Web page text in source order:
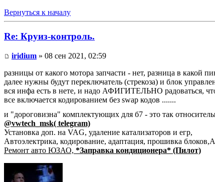
Вернуться к началу
Re: Круиз-контроль.
iridium » 08 сен 2021, 02:59
разницы от какого мотора запчасти - нет, разница в какой
далее нужны будут переключатель (стрекоза) и блок
вся инфа есть в нете, и надо АФИГИТЕЛЬНО радоваться,
все включается кодированием без swap кодов .......
и "дороговизна" комплектующих для б7 - это так
@vwtech_msk( telegram)
Установка доп. на VAG, удаление катализаторов и егр,
Автоэлектрика, кодирование, адаптация, прошивка
Ремонт авто ЮЗАО, *Заправка кондиционера* (Пилот)